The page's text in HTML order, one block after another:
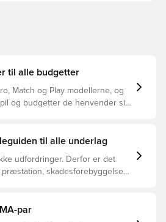
til alle budgetter
Match og Play modellerne, og
og budgetter de henvender sig
til alle underlag
udfordringer. Derfor er det
skadesforebyggelse
valg til de forskellige typer
par